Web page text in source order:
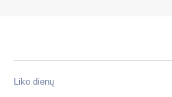
Liko dienų